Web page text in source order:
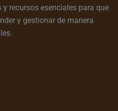
recursos esenciales para que
y gestionar de manera